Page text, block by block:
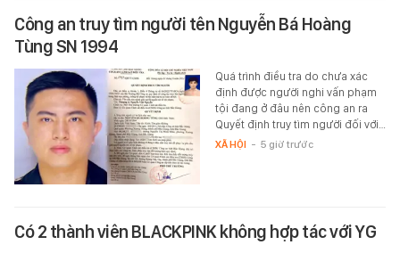
Công an truy tìm người tên Nguyễn Bá Hoàng
Tùng SN 1994
Quá trình điều tra do chưa xác
định được người nghi vấn phạm
tội đang ở đâu nên công an ra
Quyết định truy tìm người đối với…
XÃ HỘI - 5 giờ trước
Có 2 thành viên BLACKPINK không hợp tác với YG